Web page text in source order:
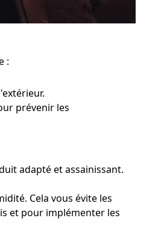
:
prévenir les
adapté et assainissant.
Cela vous évite les
et pour implémenter les